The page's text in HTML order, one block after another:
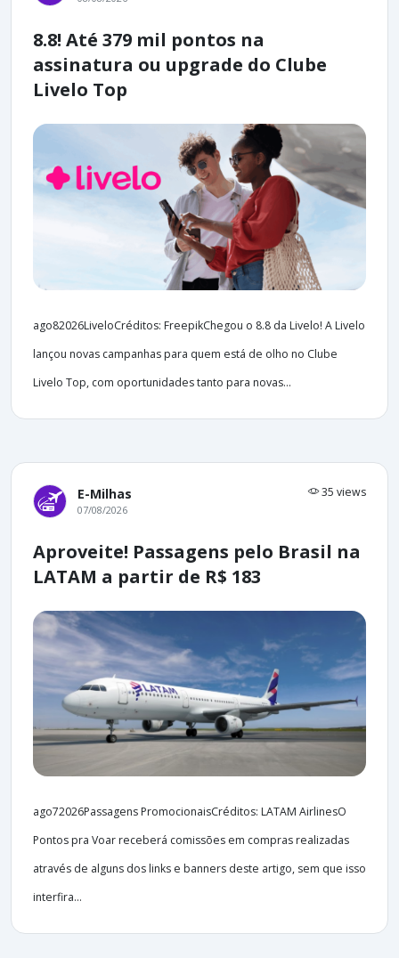
8.8! Até 379 mil pontos na
assinatura ou upgrade do Clube
Livelo Top
ago82026LiveloCréditos: FreepikChegou o 8.8 da Livelo! A Livelo
lançou novas campanhas para quem está de olho no Clube
Livelo Top, com oportunidades tanto para novas...
E-Milhas 35 views
07/08/2026
Aproveite! Passagens pelo Brasil na
LATAM a partir de R$ 183
ago72026Passagens PromocionaisCréditos: LATAM AirlinesO
Pontos pra Voar receberá comissões em compras realizadas
através de alguns dos links e banners deste artigo, sem que isso
interfira...